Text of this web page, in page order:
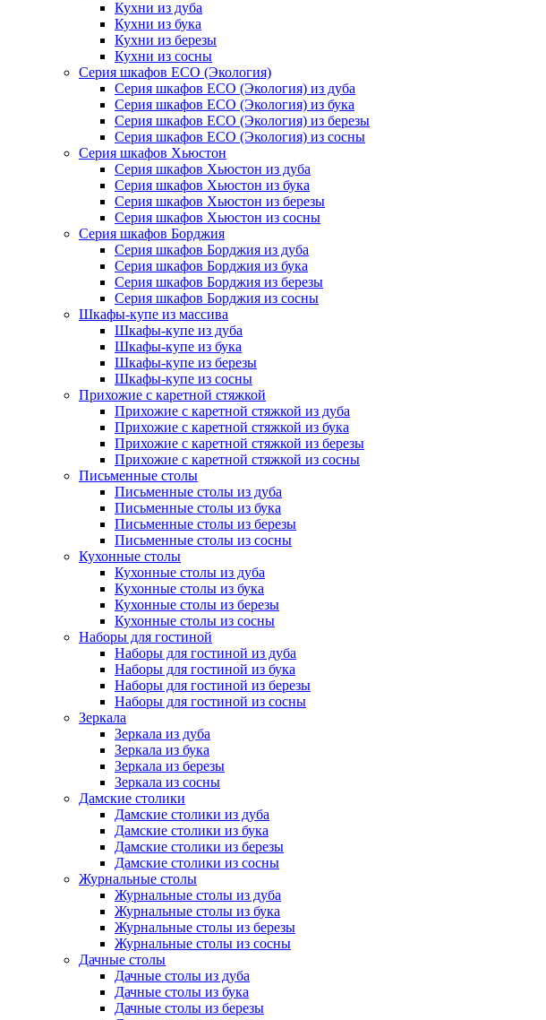
Кухни из дуба
Кухни из бука
Кухни из березы
Кухни из сосны
Серия шкафов ECO (Экология)
Серия шкафов ECO (Экология) из дуба
Серия шкафов ECO (Экология) из бука
Серия шкафов ECO (Экология) из березы
Серия шкафов ECO (Экология) из сосны
Серия шкафов Хьюстон
Серия шкафов Хьюстон из дуба
Серия шкафов Хьюстон из бука
Серия шкафов Хьюстон из березы
Серия шкафов Хьюстон из сосны
Серия шкафов Борджия
Серия шкафов Борджия из дуба
Серия шкафов Борджия из бука
Серия шкафов Борджия из березы
Серия шкафов Борджия из сосны
Шкафы-купе из массива
Шкафы-купе из дуба
Шкафы-купе из бука
Шкафы-купе из березы
Шкафы-купе из сосны
Прихожие с каретной стяжкой
Прихожие с каретной стяжкой из дуба
Прихожие с каретной стяжкой из бука
Прихожие с каретной стяжкой из березы
Прихожие с каретной стяжкой из сосны
Письменные столы
Письменные столы из дуба
Письменные столы из бука
Письменные столы из березы
Письменные столы из сосны
Кухонные столы
Кухонные столы из дуба
Кухонные столы из бука
Кухонные столы из березы
Кухонные столы из сосны
Наборы для гостиной
Наборы для гостиной из дуба
Наборы для гостиной из бука
Наборы для гостиной из березы
Наборы для гостиной из сосны
Зеркала
Зеркала из дуба
Зеркала из бука
Зеркала из березы
Зеркала из сосны
Дамские столики
Дамские столики из дуба
Дамские столики из бука
Дамские столики из березы
Дамские столики из сосны
Журнальные столы
Журнальные столы из дуба
Журнальные столы из бука
Журнальные столы из березы
Журнальные столы из сосны
Дачные столы
Дачные столы из дуба
Дачные столы из бука
Дачные столы из березы